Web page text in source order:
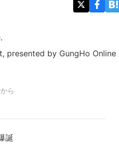
presented by GungHo Online
ら
誕